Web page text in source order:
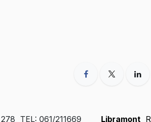
278 TEL: 061/211669 Libramont R